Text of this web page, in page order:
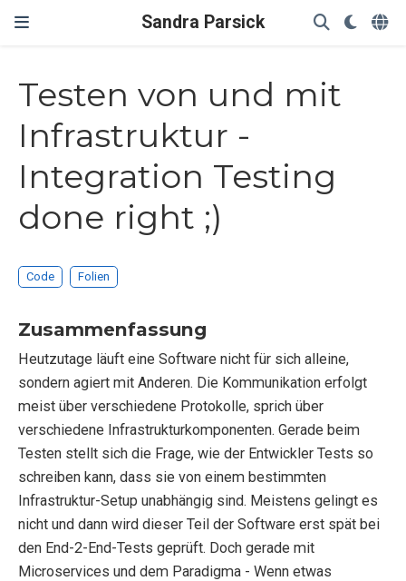
Sandra Parsick
Testen von und mit
Infrastruktur -
Integration Testing
done right ;)
Code Folien
Zusammenfassung
Heutzutage läuft eine Software nicht für sich alleine,
sondern agiert mit Anderen. Die Kommunikation erfolgt
meist über verschiedene Protokolle, sprich über
verschiedene Infrastrukturkomponenten. Gerade beim
Testen stellt sich die Frage, wie der Entwickler Tests so
schreiben kann, dass sie von einem bestimmten
Infrastruktur-Setup unabhängig sind. Meistens gelingt es
nicht und dann wird dieser Teil der Software erst spät bei
den End-2-End-Tests geprüft. Doch gerade mit
Microservices und dem Paradigma - Wenn etwas